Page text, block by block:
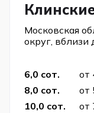
Московская
округ,
6,0 сот. от
8,0 сот.
от
10,0 сот.
от